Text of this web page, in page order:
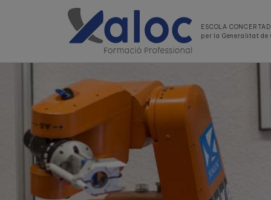
ESCOLA
per la Generalitat de